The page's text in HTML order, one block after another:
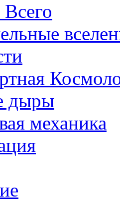
дыры
механика